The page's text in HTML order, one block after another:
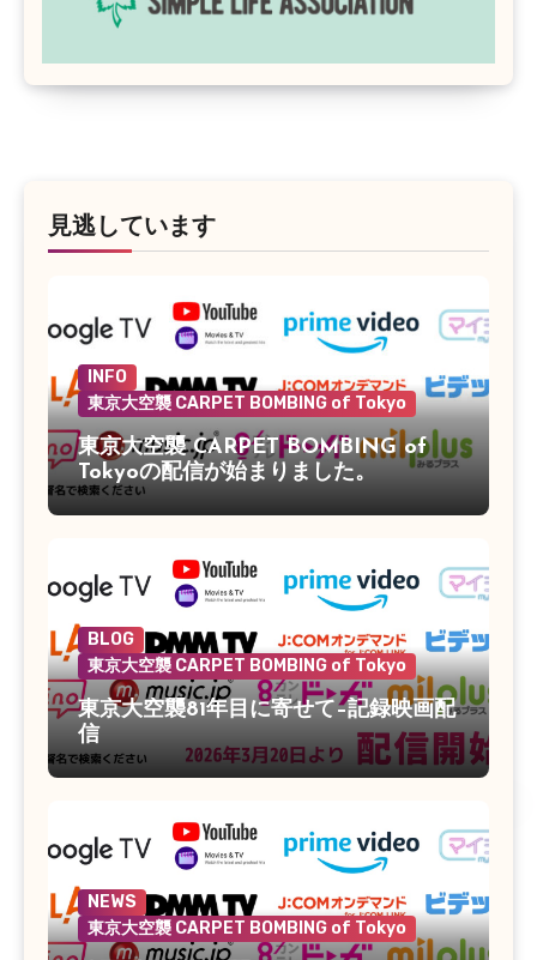
見逃しています
INFO
東京大空襲 CARPET BOMBING of Tokyo
東京大空襲 CARPET BOMBING of
Tokyoの配信が始まりました。
BLOG
東京大空襲 CARPET BOMBING of Tokyo
東京大空襲81年目に寄せて–記録映画配
信
NEWS
東京大空襲 CARPET BOMBING of Tokyo